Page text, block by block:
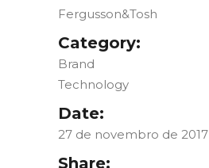
Fergusson&Tosh
Category:
Brand
Technology
Date:
27 de novembro de 2017
Share: